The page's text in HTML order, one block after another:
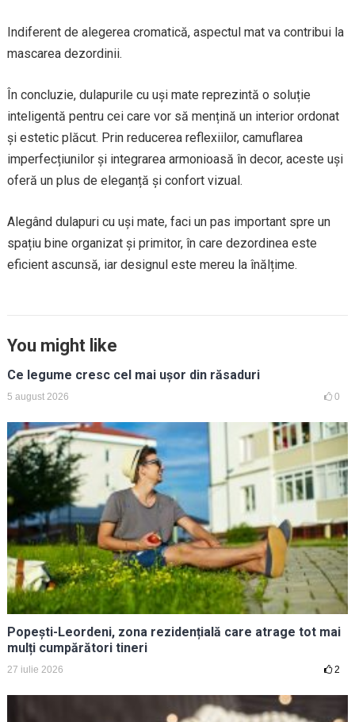
Indiferent de alegerea cromatică, aspectul mat va contribui la
mascarea dezordinii.
În concluzie, dulapurile cu uși mate reprezintă o soluție
inteligentă pentru cei care vor să mențină un interior ordonat
și estetic plăcut. Prin reducerea reflexiilor, camuflarea
imperfecțiunilor și integrarea armonioasă în decor, aceste uși
oferă un plus de eleganță și confort vizual.
Alegând dulapuri cu uși mate, faci un pas important spre un
spațiu bine organizat și primitor, în care dezordinea este
eficient ascunsă, iar designul este mereu la înălțime.
You might like
Ce legume cresc cel mai ușor din răsaduri
5 august 2026 0
Popești-Leordeni, zona rezidențială care atrage tot mai
mulți cumpărători tineri
27 iulie 2026 2